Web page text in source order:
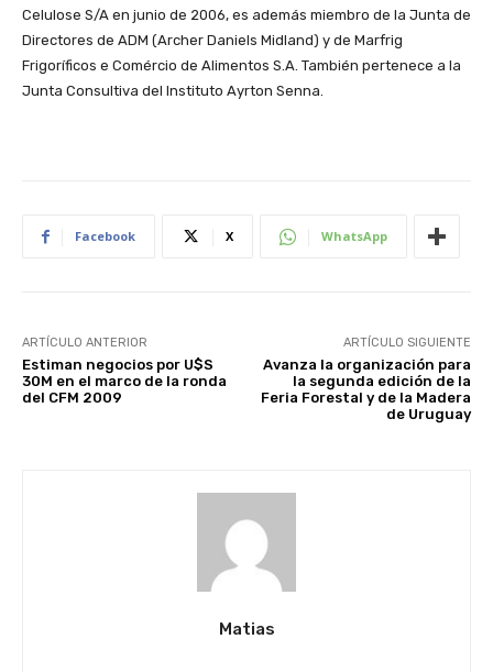
Celulose S/A en junio de 2006, es además miembro de la Junta de
Directores de ADM (Archer Daniels Midland) y de Marfrig
Frigoríficos e Comércio de Alimentos S.A. También pertenece a la
Junta Consultiva del Instituto Ayrton Senna.
Facebook X WhatsApp
ARTÍCULO ANTERIOR
Estiman negocios por U$S
30M en el marco de la ronda
del CFM 2009
ARTÍCULO SIGUIENTE
Avanza la organización para
la segunda edición de la
Feria Forestal y de la Madera
de Uruguay
Matias